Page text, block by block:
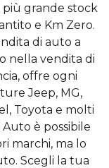
più grande stock
e Km Zero.
di auto a
nella vendita di
offre ogni
Jeep, MG,
Toyota e molti
è possibile
marchi, ma lo
Scegli la tua